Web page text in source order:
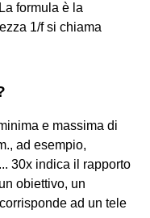
formula è la
1/f si chiama
e massima di
ad esempio,
30x indica il rapporto
obiettivo, un
ad un tele